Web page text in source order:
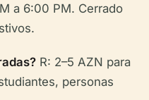
a 6:00 PM. Cerrado
R: 2–5 AZN para
personas